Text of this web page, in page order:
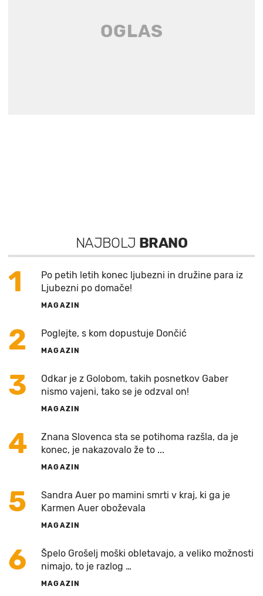
NAJBOLJ BRANO
1
Po petih letih konec ljubezni in družine para iz
Ljubezni po domače!
MAGAZIN
2 Poglejte, s kom dopustuje Dončić
MAGAZIN
3
Odkar je z Golobom, takih posnetkov Gaber
nismo vajeni, tako se je odzval on!
MAGAZIN
4
Znana Slovenca sta se potihoma razšla, da je
konec, je nakazovalo že to ...
MAGAZIN
5
Sandra Auer po mamini smrti v kraj, ki ga je
Karmen Auer oboževala
MAGAZIN
6
Špelo Grošelj moški obletavajo, a veliko možnosti
nimajo, to je razlog …
MAGAZIN